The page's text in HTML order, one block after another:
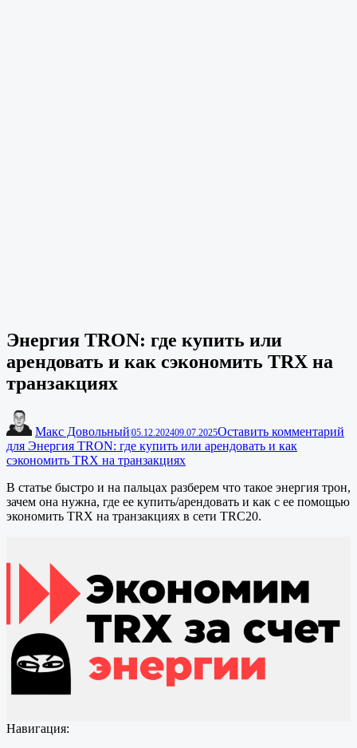
Энергия TRON: где купить или
арендовать и как сэкономить TRX на
транзакциях
Макс Довольный 05.12.202409.07.2025Оставить комментарий
для Энергия TRON: где купить или арендовать и как
сэкономить TRX на транзакциях
В статье быстро и на пальцах разберем что такое энергия трон,
зачем она нужна, где ее купить/арендовать и как с ее помощью
экономить TRX на транзакциях в сети TRC20.
Навигация: